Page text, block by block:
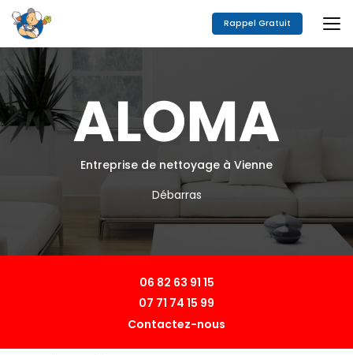
Aller
au
contenu
principal
Rappel Gratuit
Entreprise de nettoyage à Vienne
Débarras
06 82 63 91 15
07 71 74 15 99
Contactez-nous